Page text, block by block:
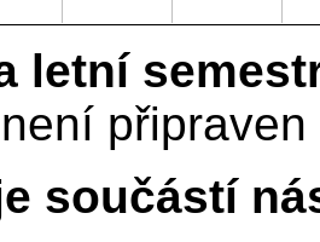
letní
připraven
součástí